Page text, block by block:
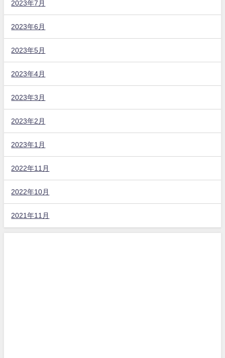
2023年7月
2023年6月
2023年5月
2023年4月
2023年3月
2023年2月
2023年1月
2022年11月
2022年10月
2021年11月